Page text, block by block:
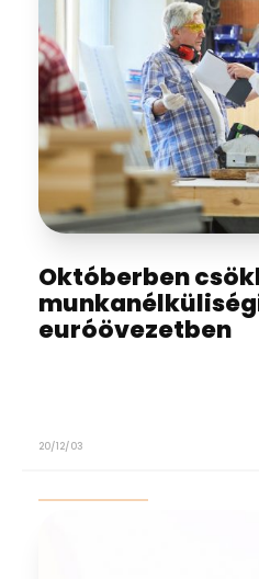
Októberben
euróövezetben
20/12/03